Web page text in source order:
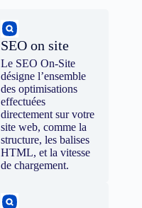
SEO on site
Le SEO On-Site
désigne l’ensemble
des optimisations
effectuées
directement sur votre
site web, comme la
structure, les balises
HTML, et la vitesse
de chargement.